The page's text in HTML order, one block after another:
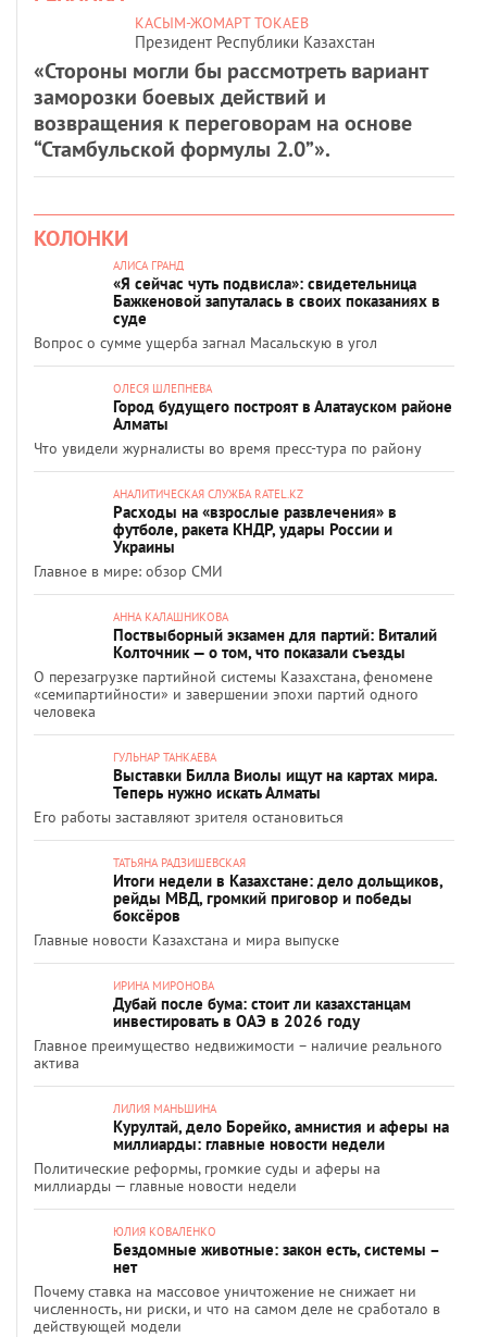
КАСЫМ-ЖОМАРТ ТОКАЕВ
Президент Республики Казахстан
«Стороны могли бы рассмотреть вариант
заморозки боевых действий и
возвращения к переговорам на основе
“Стамбульской формулы 2.0”».
КОЛОНКИ
АЛИСА ГРАНД
«Я сейчас чуть подвисла»: свидетельница
Бажкеновой запуталась в своих показаниях в
суде
Вопрос о сумме ущерба загнал Масальскую в угол
ОЛЕСЯ ШЛЕПНЕВА
Город будущего построят в Алатауском районе
Алматы
Что увидели журналисты во время пресс-тура по району
АНАЛИТИЧЕСКАЯ СЛУЖБА RATEL.KZ
Расходы на «взрослые развлечения» в
футболе, ракета КНДР, удары России и
Украины
Главное в мире: обзор СМИ
АННА КАЛАШНИКОВА
Поствыборный экзамен для партий: Виталий
Колточник — о том, что показали съезды
О перезагрузке партийной системы Казахстана, феномене
«семипартийности» и завершении эпохи партий одного
человека
ГУЛЬНАР ТАНКАЕВА
Выставки Билла Виолы ищут на картах мира.
Теперь нужно искать Алматы
Его работы заставляют зрителя остановиться
ТАТЬЯНА РАДЗИШЕВСКАЯ
Итоги недели в Казахстане: дело дольщиков,
рейды МВД, громкий приговор и победы
боксёров
Главные новости Казахстана и мира выпуске
ИРИНА МИРОНОВА
Дубай после бума: стоит ли казахстанцам
инвестировать в ОАЭ в 2026 году
Главное преимущество недвижимости – наличие реального
актива
ЛИЛИЯ МАНЬШИНА
Курултай, дело Борейко, амнистия и аферы на
миллиарды: главные новости недели
Политические реформы, громкие суды и аферы на
миллиарды — главные новости недели
ЮЛИЯ КОВАЛЕНКО
Бездомные животные: закон есть, системы –
нет
Почему ставка на массовое уничтожение не снижает ни
численность, ни риски, и что на самом деле не сработало в
действующей модели